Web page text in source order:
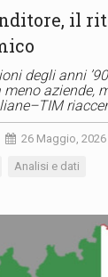
il
degli anni
aziende,
26 Maggio, 2026
Analisi e dati